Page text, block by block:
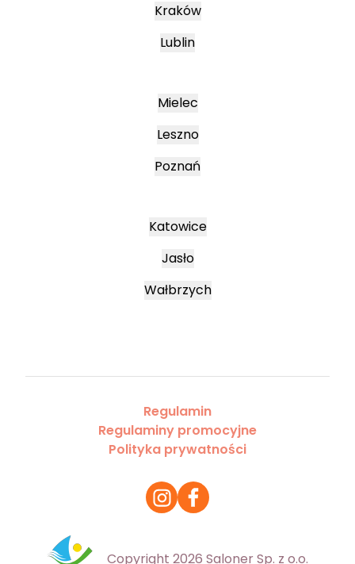
Kraków
Lublin
Mielec
Leszno
Poznań
Katowice
Jasło
Wałbrzych
Regulamin
Regulaminy promocyjne
Polityka prywatności
Copyright 2026 Saloner Sp. z o.o.